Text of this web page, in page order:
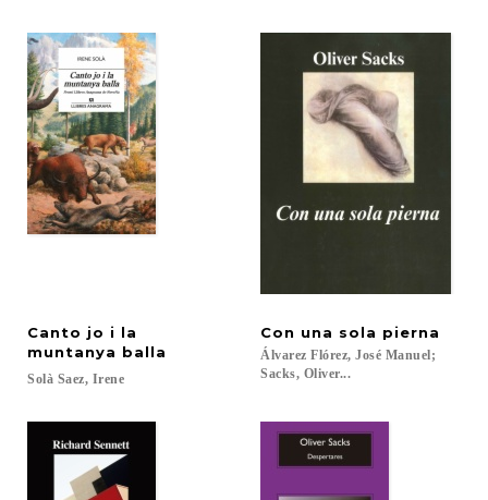
Canto jo i la
muntanya balla
Solà Saez, Irene
Con una sola pierna
Álvarez Flórez, José Manuel;
Sacks, Oliver...